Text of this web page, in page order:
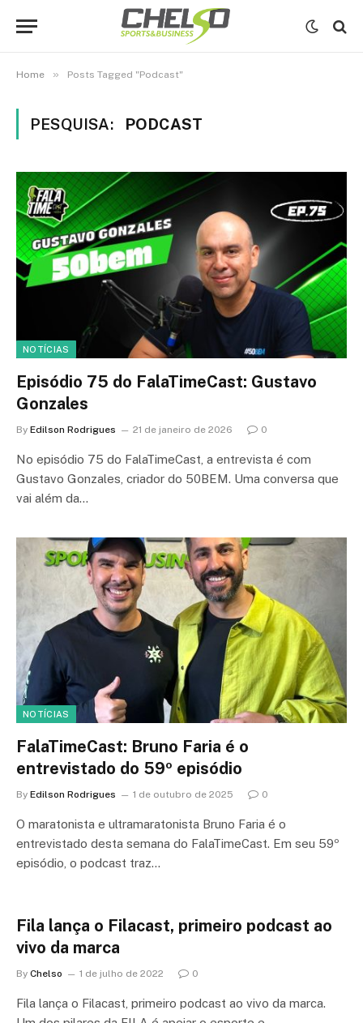
Home » Posts Tagged "Podcast"
PESQUISA: PODCAST
NOTÍCIAS
Episódio 75 do FalaTimeCast: Gustavo
Gonzales
By Edilson Rodrigues 21 de janeiro de 2026 0
No episódio 75 do FalaTimeCast, a entrevista é com
Gustavo Gonzales, criador do 50BEM. Uma conversa que
vai além da…
NOTÍCIAS
FalaTimeCast: Bruno Faria é o
entrevistado do 59º episódio
By Edilson Rodrigues 1 de outubro de 2025 0
O maratonista e ultramaratonista Bruno Faria é o
entrevistado desta semana do FalaTimeCast. Em seu 59º
episódio, o podcast traz…
Fila lança o Filacast, primeiro podcast ao
vivo da marca
By Chelso 1 de julho de 2022 0
Fila lança o Filacast, primeiro podcast ao vivo da marca.